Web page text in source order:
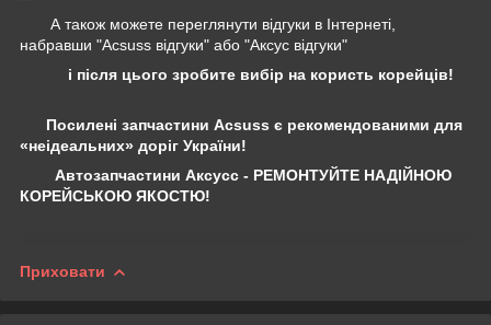
А також можете переглянути відгуки в Інтернеті,
набравши "Acsuss відгуки" або "Аксус відгуки"
і після цього зробите вибір на користь корейців!
Посилені запчастини Acsuss є рекомендованими для
«неідеальних» доріг України!
Автозапчастини Аксусс - РЕМОНТУЙТЕ НАДІЙНОЮ
КОРЕЙСЬКОЮ ЯКОСТЮ!
Приховати